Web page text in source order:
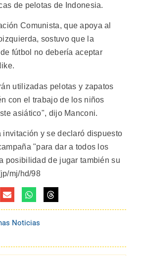
de pelotas de Indonesia.
Comunista, que apoya al
sostuvo que la
fútbol no debería aceptar
utilizadas pelotas y zapatos
con el trabajo de los niños
asiático", dijo Manconi.
invitación y se declaró dispuesto
"para dar a todos los
posibilidad de jugar también su
mj/hd/98
Noticias